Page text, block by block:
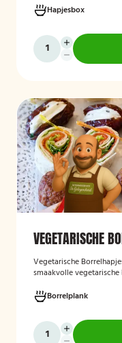
klaar worden geleverd,
op een smaakvolle en
Hapjesbox
VEGETARISCHE
Vegetarische
smaakvolle
feestelijke mix van
zowel vegetariërs als
Borrelplank